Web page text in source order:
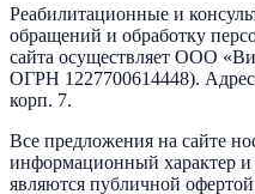
Реабилитационные и
обращений и обработку
сайта осуществляет ООО
ОГРН 1227700614448).
корп. 7.
Все предложения на сайте
информационный характер
являются публичной